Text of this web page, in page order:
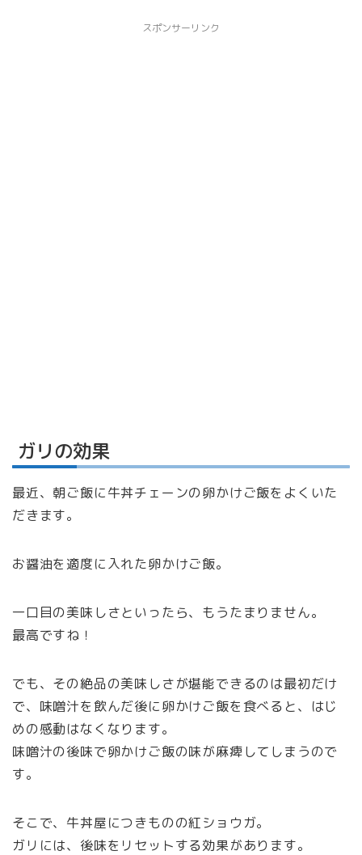
スポンサーリンク
ガリの効果
最近、朝ご飯に牛丼チェーンの卵かけご飯をよくいた
だきます。
お醤油を適度に入れた卵かけご飯。
一口目の美味しさといったら、もうたまりません。
最高ですね！
でも、その絶品の美味しさが堪能できるのは最初だけ
で、味噌汁を飲んだ後に卵かけご飯を食べると、はじ
めの感動はなくなります。
味噌汁の後味で卵かけご飯の味が麻痺してしまうので
す。
そこで、牛丼屋につきものの紅ショウガ。
ガリには、後味をリセットする効果があります。